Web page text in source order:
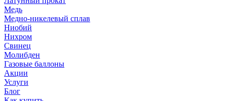
Медь
Медно-никелевый сплав
Ниобий
Нихром
Свинец
Молибден
Газовые баллоны
Акции
Услуги
Блог